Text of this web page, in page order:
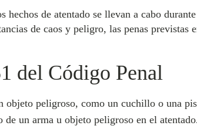
de atentado se llevan a cabo
de caos y peligro, las penas previstas
del Código Penal
peligroso, como un cuchillo o una
un arma u objeto peligroso en el